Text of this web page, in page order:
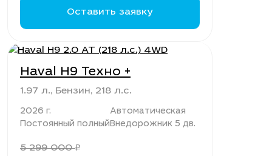
Оставить заявку
Haval H9 Техно +
1.97 л., Бензин, 218 л.с.
2026 г.
Постоянный полный
Автоматическая
Внедорожник 5 дв.
5 299 000₽